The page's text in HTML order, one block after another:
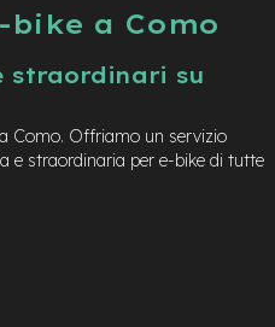
bike a Como
su
Como. Offriamo un servizio
e straordinaria per e-bike di tutte